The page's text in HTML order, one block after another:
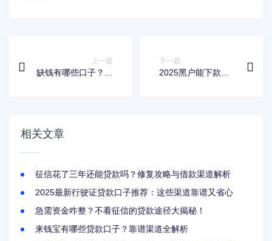
上一篇
缺钱有哪些口子？这
下一篇
2025黑户能下款的
相关文章
征信花了三年还能贷款吗？修复攻略与借款渠道解析
2025最新行驶证贷款口子推荐：这些渠道靠谱又省心
急需资金咋整？不看征信的贷款途径大揭秘！
来钱宝有哪些贷款口子？靠谱渠道全解析